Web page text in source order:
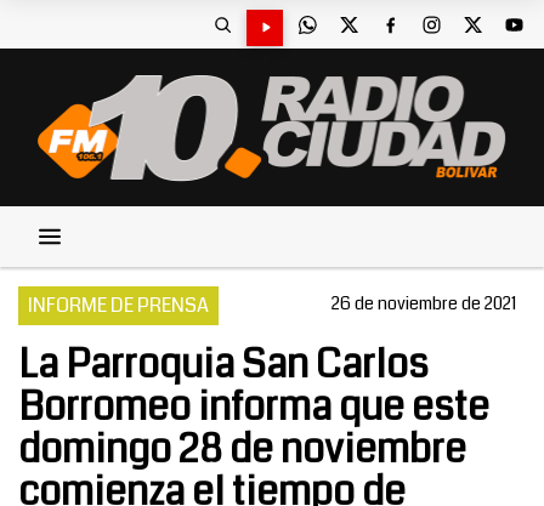
INFORME DE PRENSA 26 de noviembre de 2021
La Parroquia San Carlos
Borromeo informa que este
domingo 28 de noviembre
comienza el tiempo de